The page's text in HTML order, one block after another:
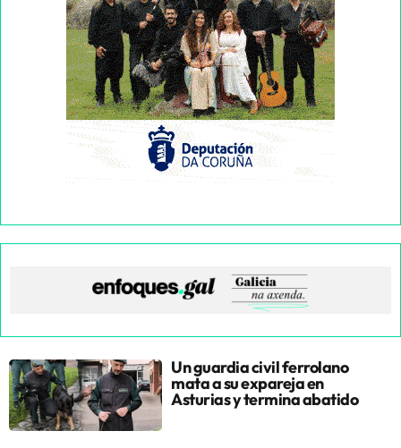
Un guardia civil ferrolano
mata a su expareja en
Asturias y termina abatido